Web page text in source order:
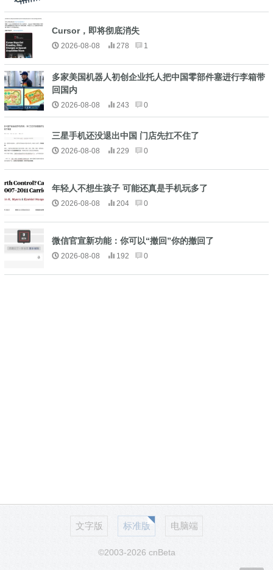
Cursor，即将彻底消失
2026-08-08 278 1
多家美国机器人初创企业托人把中国零部件塞进行李箱带
回国内
2026-08-08 243 0
三星手机还没退出中国 门店先扛不住了
2026-08-08 229 0
年轻人不想生孩子 可能还真是手机玩多了
2026-08-08 204 0
微信官宣新功能：你可以“撤回”你的撤回了
2026-08-08 192 0
文字版 标准版 电脑端
©2003-2026 cnBeta